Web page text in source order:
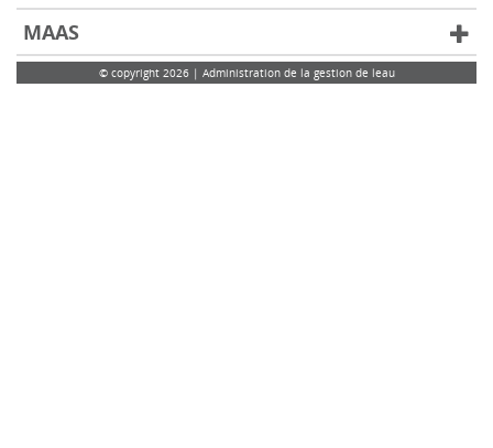
MAAS
© copyright 2026 | Administration de la gestion de leau